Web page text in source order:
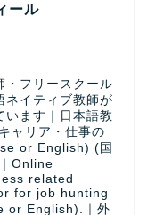
ール
・フリースクール
ネイティブ教師が
います｜日本語教
ャリア・仕事の
or English) (国
Online
related
for job hunting
or English).｜外